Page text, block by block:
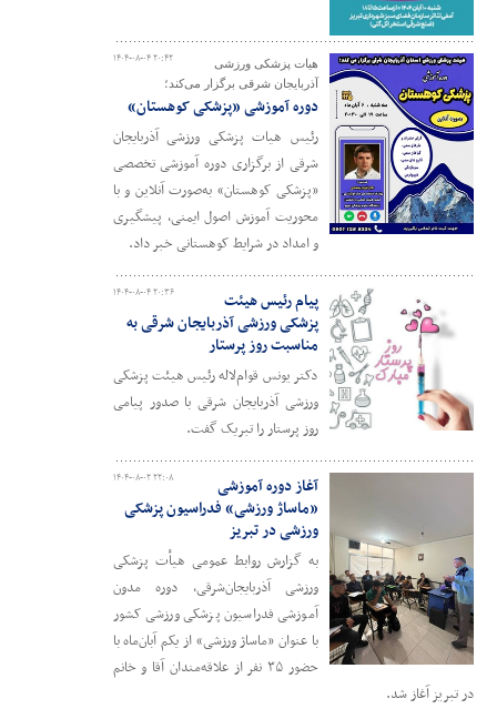
۱۴۰۴-۰۸-۰۴ ۲۰:۴۲
هیات پزشکی ورزشی
آذربایجان شرقی برگزار می‌کند؛
دوره آموزشی «پزشکی کوهستان»
رئیس هیات پزشکی ورزشی آذربایجان
شرقی از برگزاری دوره آموزشی تخصصی
«پزشکی کوهستان» به‌صورت آنلاین و با
محوریت آموزش اصول ایمنی، پیشگیری
و امداد در شرایط کوهستانی خبر داد.
۱۴۰۴-۰۸-۰۴ ۲۰:۳۶
پیام رئیس هیئت
پزشکی ورزشی آذربایجان شرقی به
مناسبت روز پرستار
دکتر یونس قوام‌لاله رئیس هیئت پزشکی
ورزشی آذربایجان شرقی با صدور پیامی
روز پرستار را تبریک گفت.
۱۴۰۴-۰۸-۰۲ ۲۲:۰۸
آغاز دوره آموزشی
«ماساژ ورزشی» فدراسیون پزشکی
ورزشی در تبریز
به گزارش روابط عمومی هیأت پزشکی
ورزشی آذربایجان‌شرقی، دوره مدون
آموزشی فدراسیون پزشکی ورزشی کشور
با عنوان «ماساژ ورزشی» از یکم آبان‌ماه با
حضور ۳۵ نفر از علاقه‌مندان آقا و خانم
در تبریز آغاز شد.